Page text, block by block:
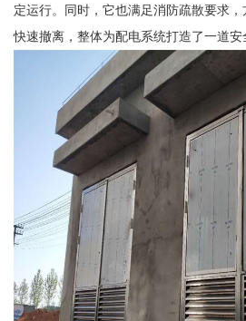
定运行。同时，它也满足消防疏散要求
快速撤离，整体为配电系统打造了一道安